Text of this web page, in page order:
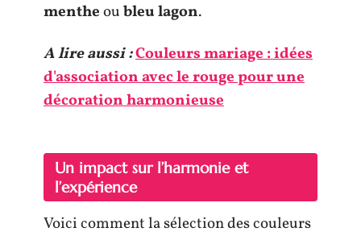
mentheoubleu lagon.
A lire aussi :Couleurs mariage : idées
d'association avec le rouge pour une
décoration harmonieuse
Un impact sur l’harmonie et
l’expérience
Voici comment la sélection des couleurs